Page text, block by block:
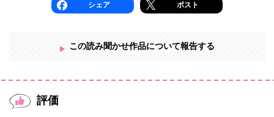
シェア ポスト
この読み聞かせ作品について報告する
評価